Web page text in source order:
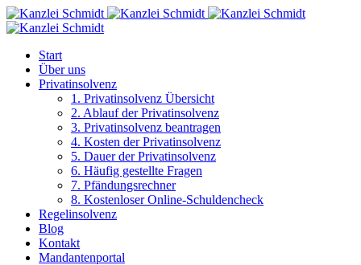
Start
Über uns
Privatinsolvenz
1. Privatinsolvenz Übersicht
2. Ablauf der Privatinsolvenz
3. Privatinsolvenz beantragen
4. Kosten der Privatinsolvenz
5. Dauer der Privatinsolvenz
6. Häufig gestellte Fragen
7. Pfändungsrechner
8. Kostenloser Online-Schuldencheck
Regelinsolvenz
Blog
Kontakt
Mandantenportal